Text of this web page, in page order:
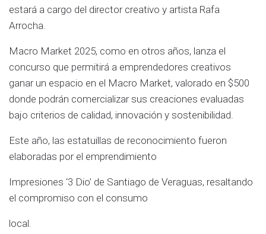
estará a cargo del director creativo y artista Rafa
Arrocha.
Macro Market 2025, como en otros años, lanza el
concurso que permitirá a emprendedores creativos
ganar un espacio en el Macro Market, valorado en $500
donde podrán comercializar sus creaciones evaluadas
bajo criterios de calidad, innovación y sostenibilidad.
Este año, las estatuillas de reconocimiento fueron
elaboradas por el emprendimiento
Impresiones ‘3 Dio’ de Santiago de Veraguas, resaltando
el compromiso con el consumo
local.